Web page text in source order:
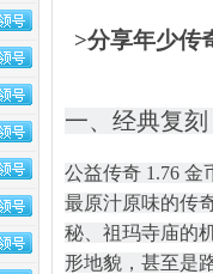
>分享年少传
一、经典复
公益传奇 1.76 金
最原汁原味的传
秘、祖玛寺庙的
形地貌，甚至是